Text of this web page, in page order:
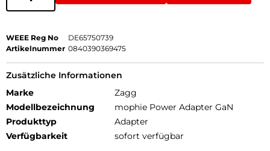
WEEE Reg No
DE65750739
Artikelnummer 0840390369475
Zusätzliche Informationen
Marke
Zagg
Modellbezeichnung
mophie Power Adapter GaN
Produkttyp
Adapter
Verfügbarkeit
sofort verfügbar